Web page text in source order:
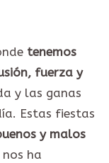
tenemos
fuerza y
y las ganas
Estas fiestas
y malos
ha